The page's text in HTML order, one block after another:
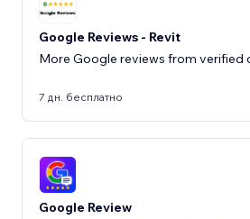
Google Reviews - Revit
More Google reviews from verified
7 дн. бесплатно
Google Review